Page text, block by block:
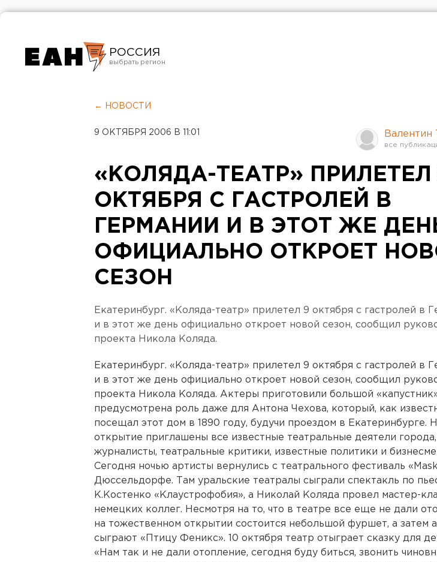
РОССИЯ
Челябинск
← НОВОСТИ
9 ОКТЯБРЯ 2006 В 11:01 Валентин
«КОЛЯДА-ТЕАТР» ПРИЛЕТЕЛ
ОКТЯБРЯ С ГАСТРОЛЕЙ В
ГЕРМАНИИ И В ЭТОТ ЖЕ
ОФИЦИАЛЬНО ОТКРОЕТ
СЕЗОН
Екатеринбург. «Коляда-театр» прилетел 9 октября с гастролей в
и в этот же день официально откроет новой сезон, сообщил
проекта Никола Коляда.
Екатеринбург. «Коляда-театр» прилетел 9 октября с гастролей в
и в этот же день официально откроет новой сезон, сообщил
проекта Никола Коляда. Актеры приготовили большой
предусмотрена роль даже для Антона Чехова, который, как
посещал этот дом в 1890 году, будучи проездом в Екатеринбурге.
открытие приглашены все известные театральные деятели города,
журналисты, театральные критики, известные политики и
Сегодня ночью артисты вернулись с театрального фестиваль
Дюссельдорфе. Там уральские театралы сыграли спектакль по
К.Костенко «Клаустрофобия», а Николай Коляда провел мастер-
немецких коллег. Несмотря на то, что в театре все еще не дали
на тожественном открытии состоится небольшой фуршет, а затем
сыграют «Птицу Феникс». 10 октября театр отыграет сказку для
«Нам так и не дали отопление, сегодня буду биться, звонить